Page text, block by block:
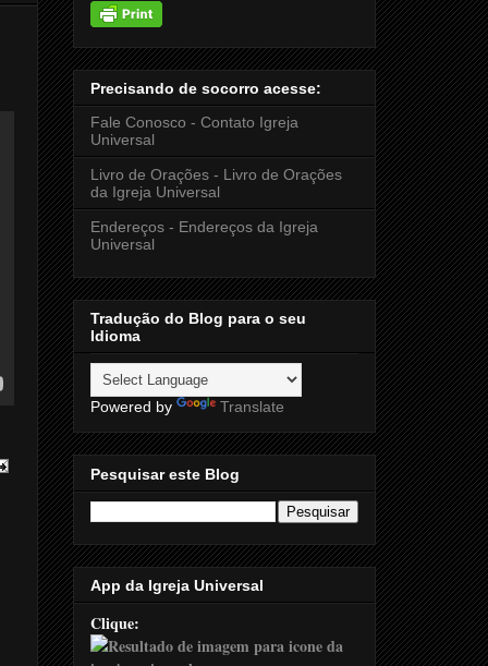
Precisando de socorro acesse:
Fale Conosco - Contato Igreja
Universal
Livro de Orações - Livro de Orações
da Igreja Universal
Endereços - Endereços da Igreja
Universal
Tradução do Blog para o seu
Idioma
Powered by Translate
Pesquisar este Blog
App da Igreja Universal
Clique: